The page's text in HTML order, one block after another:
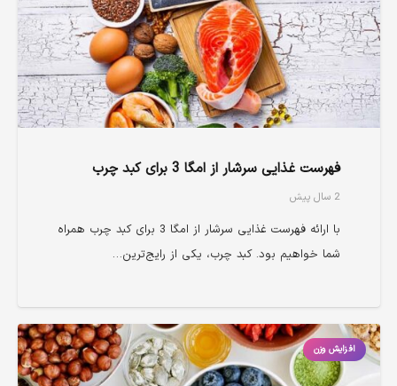
فهرست غذایی سرشار از امگا 3 برای کبد چرب
2 سال پیش
با ارائه فهرست غذایی سرشار از امگا 3 برای کبد چرب همراه
شما خواهیم بود. کبد چرب، یکی از رایج‌ترین…
افزایش وزن